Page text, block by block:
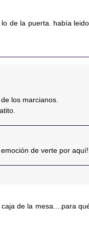
de la puerta. había
los marcianos.
emoción de verte por
de la mesa....para